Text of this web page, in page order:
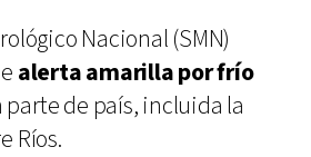
Nacional (SMN)
alerta amarilla por frío
de país, incluida la
Ríos.